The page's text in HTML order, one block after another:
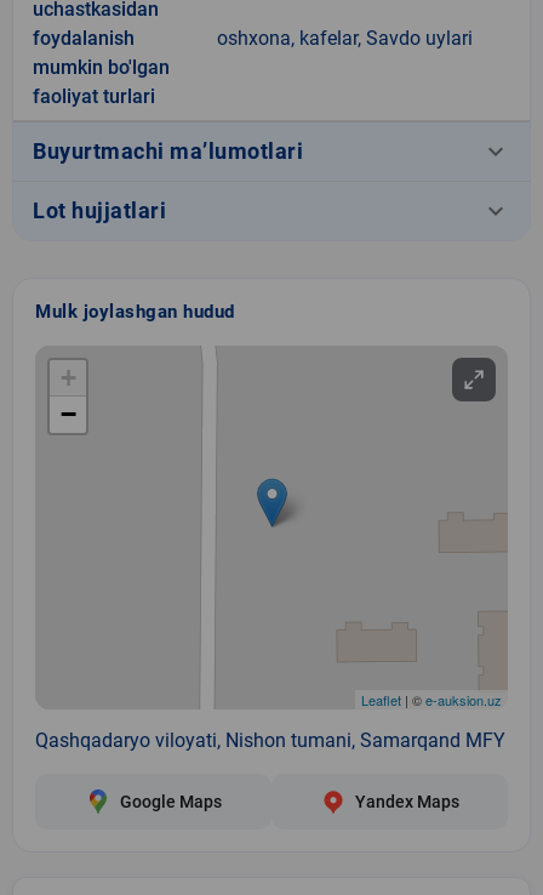
uchastkasidan
foydalanish
mumkin bo'lgan
faoliyat turlari
oshxona, kafelar, Savdo uylari
Buyurtmachi ma’lumotlari keyboard_arrow_down
Lot hujjatlari keyboard_arrow_down
Mulk joylashgan hudud
+
−
Leaflet | ©e-auksion.uz
Qashqadaryo viloyati, Nishon tumani, Samarqand MFY
Google Maps Yandex Maps